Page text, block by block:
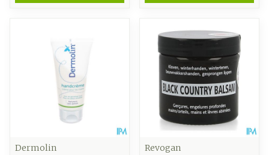
Dermolin
Revogan